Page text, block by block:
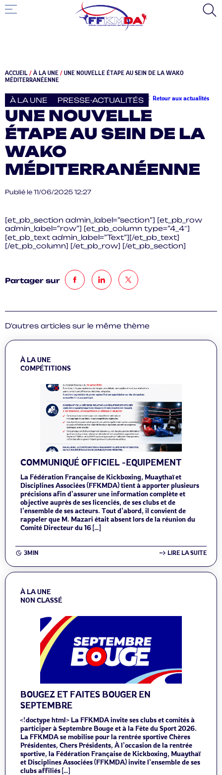
ACCUEIL / À LA UNE / UNE NOUVELLE ÉTAPE AU SEIN DE LA WAKO
MÉDITERRANÉENNE
À LA UNE PRESSE-ACTUALITÉS Retour aux actualités
UNE NOUVELLE
ÉTAPE AU SEIN DE LA
WAKO
MÉDITERRANÉENNE
Publié le 11/06/2025 12:27
[et_pb_section admin_label=”section”] [et_pb_row
admin_label=”row”] [et_pb_column type=”4_4″]
[et_pb_text admin_label=”Text”][/et_pb_text]
[/et_pb_column] [/et_pb_row] [/et_pb_section]
Partager sur
D'autres articles sur le même thème
À LA UNE
COMPÉTITIONS
COMMUNIQUÉ OFFICIEL -EQUIPEMENT
La Fédération Française de Kickboxing, Muaythaï et
Disciplines Associées (FFKMDA) tient à apporter plusieurs
précisions afin d’assurer une information complète et
objective auprès de ses licenciés, de ses clubs et de
l’ensemble de ses acteurs. Tout d’abord, il convient de
rappeler que M. Mazari était absent lors de la réunion du
Comité Directeur du 16 […]
3MIN LIRE LA SUITE
À LA UNE
NON CLASSÉ
BOUGEZ ET FAITES BOUGER EN
SEPTEMBRE
<!doctype html> La FFKMDA invite ses clubs et comités à
participer à Septembre Bouge et à la Fête du Sport 2026.
La FFKMDA se mobilise pour la rentrée sportive Chères
Présidentes, Chers Présidents, À l’occasion de la rentrée
sportive, la Fédération Française de Kickboxing, Muaythaï
et Disciplines Associées (FFKMDA) invite l’ensemble de ses
clubs affiliés […]